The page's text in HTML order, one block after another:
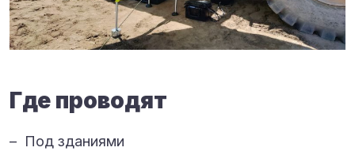
Где проводят
– Под зданиями